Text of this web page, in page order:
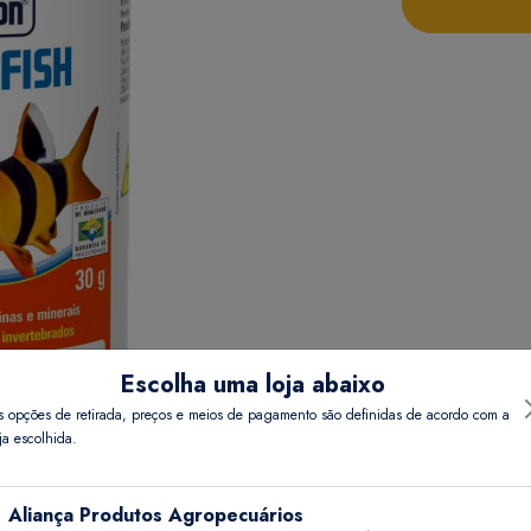
Detalhes do Produto Informações Técnicas
Escolha uma loja abaixo
opções de retirada, preços e meios de pagamento são definidas de acordo com a
escolhida.
Aliança Produtos Agropecuários